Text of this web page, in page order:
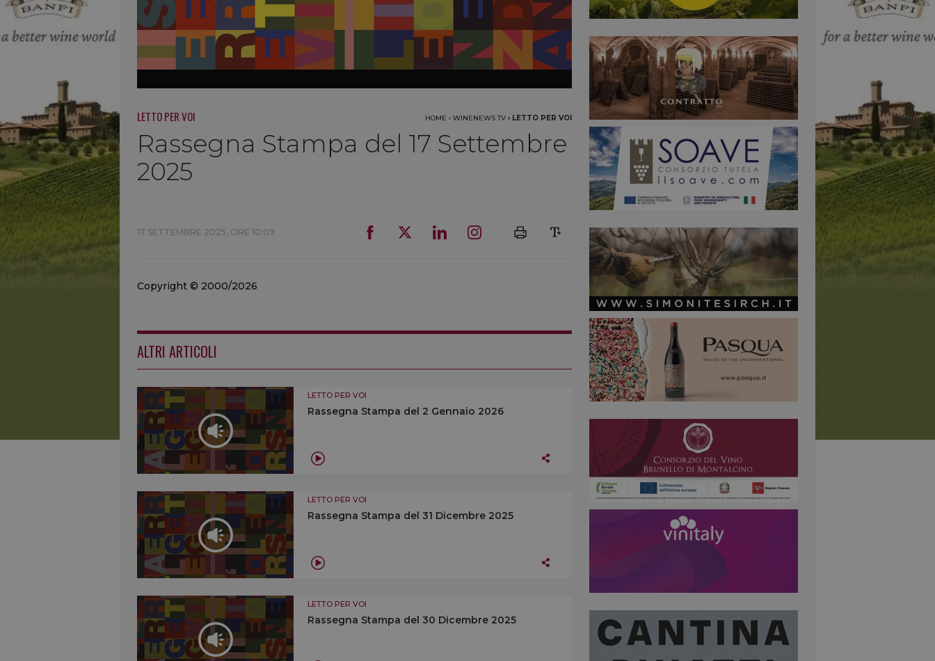
LETTO PER VOI HOME › WINENEWS TV › LETTO PER VOI
Rassegna Stampa del 17 Settembre
2025
17 SETTEMBRE 2025, ORE 10:09
Copyright © 2000/2026
ALTRI ARTICOLI
LETTO PER VOI
Rassegna Stampa del 2 Gennaio 2026
LETTO PER VOI
Rassegna Stampa del 31 Dicembre 2025
LETTO PER VOI
Rassegna Stampa del 30 Dicembre 2025